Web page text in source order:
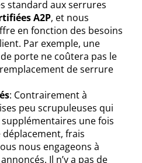
standard aux serrures
A2P, et nous
en fonction des besoins
Par exemple, une
porte ne coûtera pas le
de serrure
: Contrairement à
peu scrupuleuses qui
une fois
frais
nous engageons à
Il n’y a pas de